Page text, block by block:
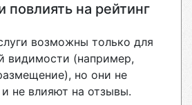
на рейтинг
возможны только для
видимости (например,
но они не
не влияют на отзывы.